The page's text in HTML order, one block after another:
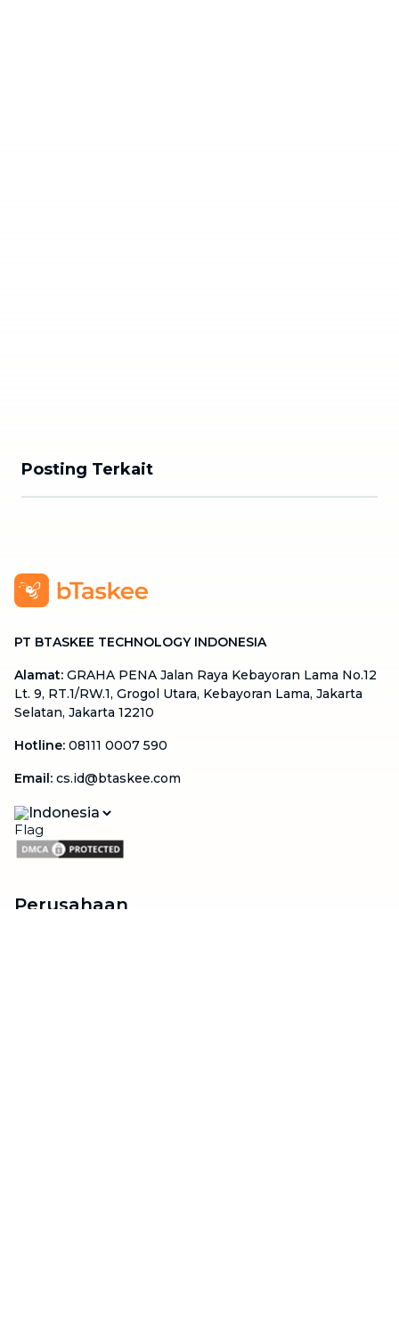
Posting Terkait
PT BTASKEE TECHNOLOGY INDONESIA
Alamat: GRAHA PENA Jalan Raya Kebayoran Lama No.12
Lt. 9, RT.1/RW.1, Grogol Utara, Kebayoran Lama, Jakarta
Selatan, Jakarta 12210
Hotline: 08111 0007 590
Email: cs.id@btaskee.com
Indonesia
Perusahaan